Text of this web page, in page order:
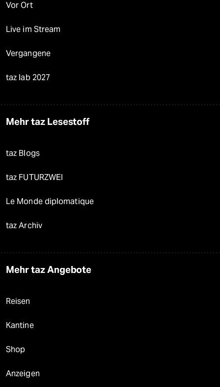
Vor Ort
Live im Stream
Vergangene
taz lab 2027
Mehr taz Lesestoff
taz Blogs
taz FUTURZWEI
Le Monde diplomatique
taz Archiv
Mehr taz Angebote
Reisen
Kantine
Shop
Anzeigen